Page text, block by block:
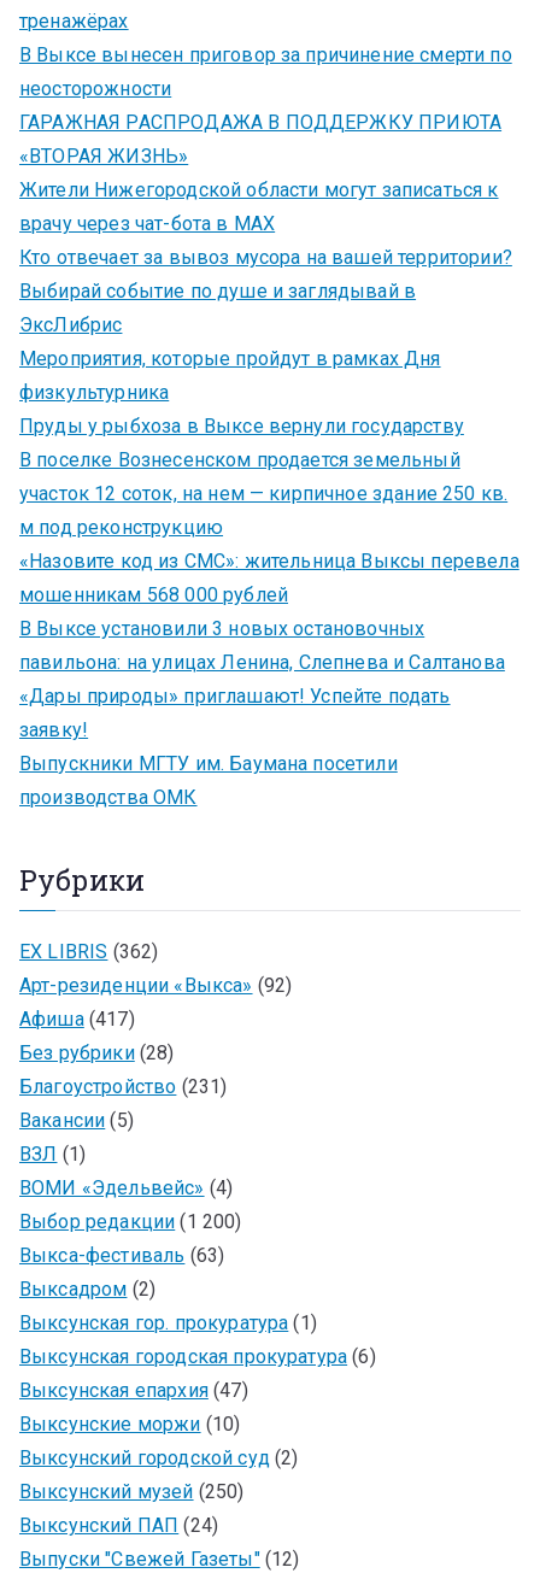
тренажёрах
В Выксе вынесен приговор за причинение смерти по
неосторожности
ГАРАЖНАЯ РАСПРОДАЖА В ПОДДЕРЖКУ ПРИЮТА
«ВТОРАЯ ЖИЗНЬ»
Жители Нижегородской области могут записаться к
врачу через чат-бота в MAX
Кто отвечает за вывоз мусора на вашей территории?
Выбирай событие по душе и заглядывай в
ЭксЛибрис
Мероприятия, которые пройдут в рамках Дня
физкультурника
Пруды у рыбхоза в Выксе вернули государству
В поселке Вознесенском продается земельный
участок 12 соток, на нем — кирпичное здание 250 кв.
м под реконструкцию
«Назовите код из СМС»: жительница Выксы перевела
мошенникам 568 000 рублей
В Выксе установили 3 новых остановочных
павильона: на улицах Ленина, Слепнева и Салтанова
«Дары природы» приглашают! Успейте подать
заявку!
Выпускники МГТУ им. Баумана посетили
производства ОМК
Рубрики
EX LIBRIS (362)
Арт-резиденции «Выкса» (92)
Афиша(417)
Без рубрики(28)
Благоустройство (231)
Вакансии (5)
ВЗЛ (1)
ВОМИ «Эдельвейс» (4)
Выбор редакции (1 200)
Выкса-фестиваль (63)
Выксадром (2)
Выксунская гор. прокуратура (1)
Выксунская городская прокуратура (6)
Выксунская епархия(47)
Выксунские моржи (10)
Выксунский городской суд(2)
Выксунский музей (250)
Выксунский ПАП (24)
Выпуски "Свежей Газеты"(12)